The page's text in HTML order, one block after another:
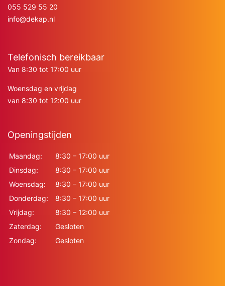
055 529 55 20
info@dekap.nl
Telefonisch bereikbaar
Van 8:30 tot 17:00 uur
Woensdag en vrijdag
van 8:30 tot 12:00 uur
Openingstijden
Maandag:
8:30 – 17:00 uur
Dinsdag:
8:30 – 17:00 uur
Woensdag:
8:30 – 17:00 uur
Donderdag:
8:30 – 17:00 uur
Vrijdag:
8:30 – 12:00 uur
Zaterdag:
Gesloten
Zondag:
Gesloten